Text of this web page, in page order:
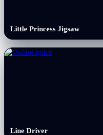
Little Princess Jigsaw
Line Driver